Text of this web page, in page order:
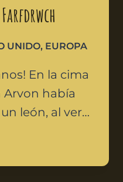
UNIDO, EUROPA
En la cima
Arvon había
león, al ver…